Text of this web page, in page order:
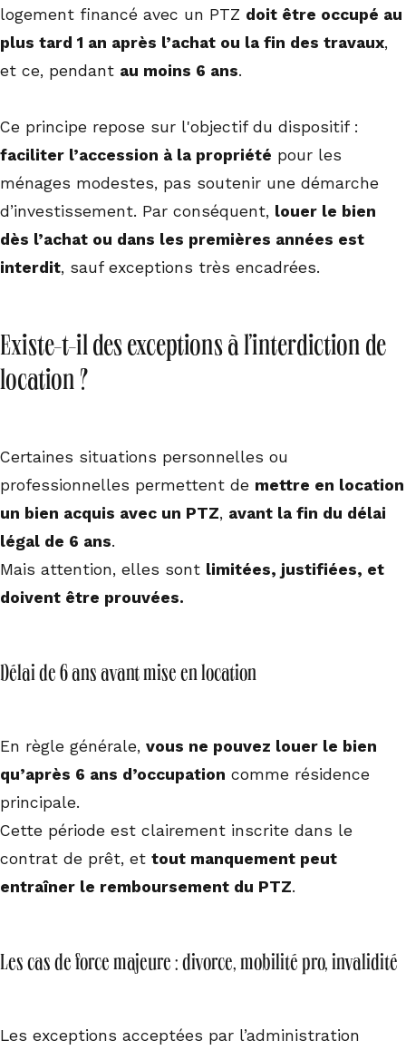
logement financé avec un PTZ doit être occupé au
plus tard 1 an après l’achat ou la fin des travaux,
et ce, pendant au moins 6 ans.
Ce principe repose sur l'objectif du dispositif :
faciliter l’accession à la propriété pour les
ménages modestes, pas soutenir une démarche
d’investissement. Par conséquent, louer le bien
dès l’achat ou dans les premières années est
interdit, sauf exceptions très encadrées.
Existe-t-il des exceptions à l’interdiction de
location ?
Certaines situations personnelles ou
professionnelles permettent de mettre en location
un bien acquis avec un PTZ, avant la fin du délai
légal de 6 ans.
Mais attention, elles sont limitées, justifiées, et
doivent être prouvées.
Délai de 6 ans avant mise en location
En règle générale, vous ne pouvez louer le bien
qu’après 6 ans d’occupation comme résidence
principale.
Cette période est clairement inscrite dans le
contrat de prêt, et tout manquement peut
entraîner le remboursement du PTZ.
Les cas de force majeure : divorce, mobilité pro, invalidité
Les exceptions acceptées par l’administration